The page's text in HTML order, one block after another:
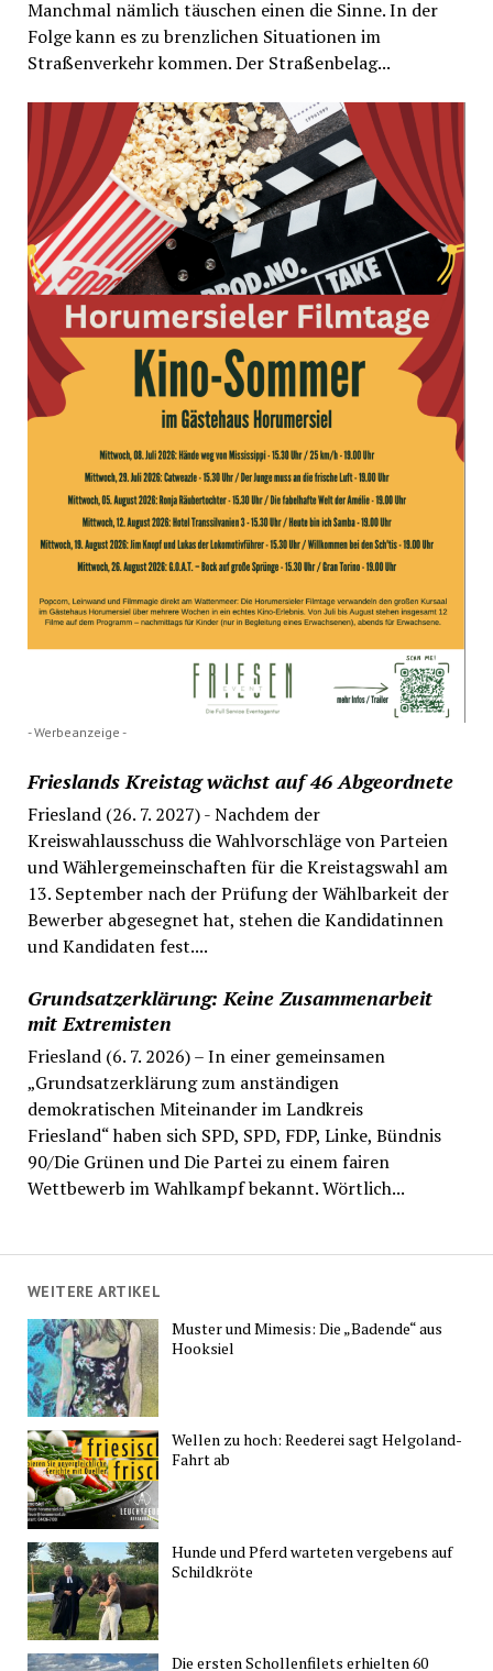
Manchmal nämlich täuschen einen die Sinne. In der
Folge kann es zu brenzlichen Situationen im
Straßenverkehr kommen. Der Straßenbelag...
- Werbeanzeige -
Frieslands Kreistag wächst auf 46 Abgeordnete
Friesland (26. 7. 2027) - Nachdem der
Kreiswahlausschuss die Wahlvorschläge von Parteien
und Wählergemeinschaften für die Kreistagswahl am
13. September nach der Prüfung der Wählbarkeit der
Bewerber abgesegnet hat, stehen die Kandidatinnen
und Kandidaten fest....
Grundsatzerklärung: Keine Zusammenarbeit
mit Extremisten
Friesland (6. 7. 2026) – In einer gemeinsamen
„Grundsatzerklärung zum anständigen
demokratischen Miteinander im Landkreis
Friesland“ haben sich SPD, SPD, FDP, Linke, Bündnis
90/Die Grünen und Die Partei zu einem fairen
Wettbewerb im Wahlkampf bekannt. Wörtlich...
WEITERE ARTIKEL
Muster und Mimesis: Die „Badende“ aus
Hooksiel
Wellen zu hoch: Reederei sagt Helgoland-
Fahrt ab
Hunde und Pferd warteten vergebens auf
Schildkröte
Die ersten Schollenfilets erhielten 60